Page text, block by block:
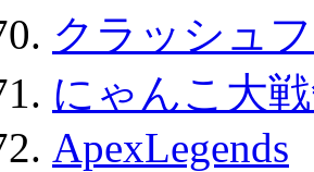
クラッシュ
にゃんこ大
ApexLegends